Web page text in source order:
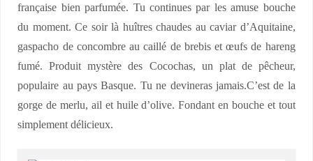
française bien parfumée. Tu continues par les amuse bouche
du moment. Ce soir là huîtres chaudes au caviar d’Aquitaine,
gaspacho de concombre au caillé de brebis et œufs de hareng
fumé. Produit mystère des Cocochas, un plat de pêcheur,
populaire au pays Basque. Tu ne devineras jamais.C’est de la
gorge de merlu, ail et huile d’olive. Fondant en bouche et tout
simplement délicieux.